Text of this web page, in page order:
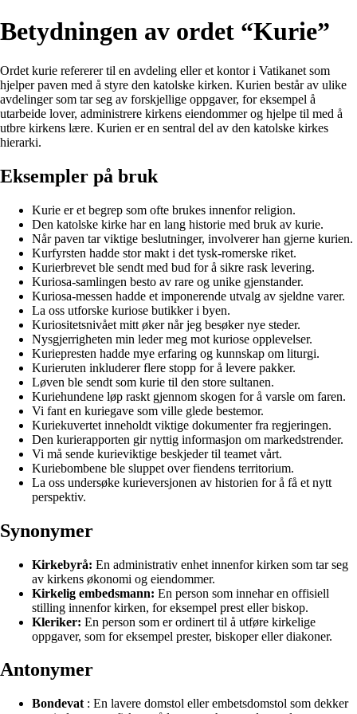
Betydningen av ordet “Kurie”
Ordet kurie refererer til en avdeling eller et kontor i Vatikanet som
hjelper paven med å styre den katolske kirken. Kurien består av ulike
avdelinger som tar seg av forskjellige oppgaver, for eksempel å
utarbeide lover, administrere kirkens eiendommer og hjelpe til med å
utbre kirkens lære. Kurien er en sentral del av den katolske kirkes
hierarki.
Eksempler på bruk
Kurie er et begrep som ofte brukes innenfor religion.
Den katolske kirke har en lang historie med bruk av kurie.
Når paven tar viktige beslutninger, involverer han gjerne kurien.
Kurfyrsten hadde stor makt i det tysk-romerske riket.
Kurierbrevet ble sendt med bud for å sikre rask levering.
Kuriosa-samlingen besto av rare og unike gjenstander.
Kuriosa-messen hadde et imponerende utvalg av sjeldne varer.
La oss utforske kuriose butikker i byen.
Kuriositetsnivået mitt øker når jeg besøker nye steder.
Nysgjerrigheten min leder meg mot kuriose opplevelser.
Kuriepresten hadde mye erfaring og kunnskap om liturgi.
Kurieruten inkluderer flere stopp for å levere pakker.
Løven ble sendt som kurie til den store sultanen.
Kuriehundene løp raskt gjennom skogen for å varsle om faren.
Vi fant en kuriegave som ville glede bestemor.
Kuriekuvertet inneholdt viktige dokumenter fra regjeringen.
Den kurierapporten gir nyttig informasjon om markedstrender.
Vi må sende kurieviktige beskjeder til teamet vårt.
Kuriebombene ble sluppet over fiendens territorium.
La oss undersøke kurieversjonen av historien for å få et nytt
perspektiv.
Synonymer
Kirkebyrå: En administrativ enhet innenfor kirken som tar seg
av kirkens økonomi og eiendommer.
Kirkelig embedsmann: En person som innehar en offisiell
stilling innenfor kirken, for eksempel prest eller biskop.
Kleriker: En person som er ordinert til å utføre kirkelige
oppgaver, som for eksempel prester, biskoper eller diakoner.
Antonymer
Bondevat : En lavere domstol eller embetsdomstol som dekker